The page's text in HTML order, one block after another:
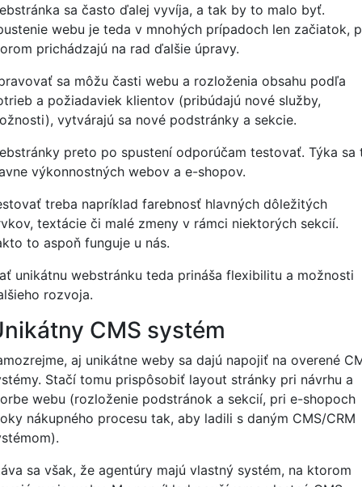
sa často ďalej vyvíja, a tak by to malo byť.
webu je teda v mnohých prípadoch len začiatok,
prichádzajú na rad ďalšie úpravy.
sa môžu časti webu a rozloženia obsahu podľa
a požiadaviek klientov (pribúdajú nové služby,
vytvárajú sa nové podstránky a sekcie.
preto po spustení odporúčam testovať. Týka sa
výkonnostných webov a e-shopov.
treba napríklad farebnosť hlavných dôležitých
textácie či malé zmeny v rámci niektorých sekcií.
to aspoň funguje u nás.
unikátnu webstránku teda prináša flexibilitu a možnosti
rozvoja.
CMS systém
aj unikátne weby sa dajú napojiť na overené
Stačí tomu prispôsobiť layout stránky pri návrhu a
webu (rozloženie podstránok a sekcií, pri e-shopoch
nákupného procesu tak, aby ladili s daným CMS/CRM
sa však, že agentúry majú vlastný systém, na ktorom